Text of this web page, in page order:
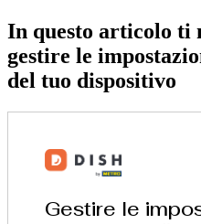
In questo articolo ti
gestire le
del tuo dispositivo